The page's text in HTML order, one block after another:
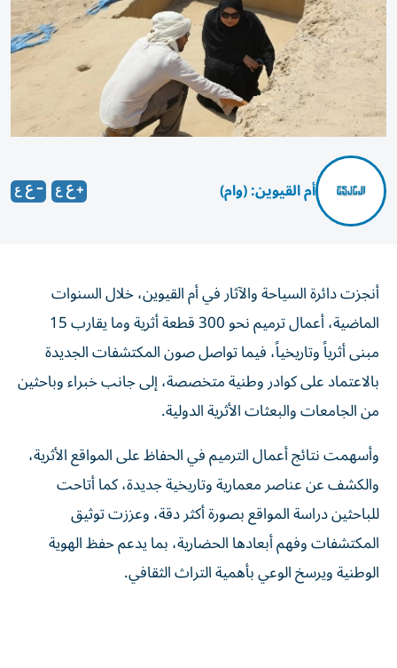
أم القيوين: (وام)
أنجزت دائرة السياحة والآثار في أم القيوين، خلال السنوات
الماضية، أعمال ترميم نحو 300 قطعة أثرية وما يقارب 15
مبنى أثرياً وتاريخياً، فيما تواصل صون المكتشفات الجديدة
بالاعتماد على كوادر وطنية متخصصة، إلى جانب خبراء وباحثين
من الجامعات والبعثات الأثرية الدولية.
وأسهمت نتائج أعمال الترميم في الحفاظ على المواقع الأثرية،
والكشف عن عناصر معمارية وتاريخية جديدة، كما أتاحت
للباحثين دراسة المواقع بصورة أكثر دقة، وعززت توثيق
المكتشفات وفهم أبعادها الحضارية، بما يدعم حفظ الهوية
الوطنية ويرسخ الوعي بأهمية التراث الثقافي.